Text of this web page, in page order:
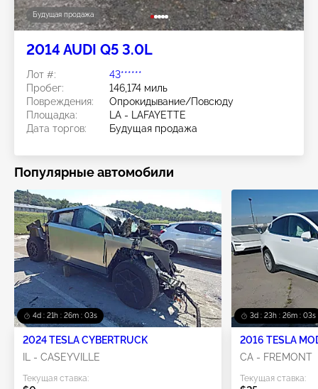
Будущая продажа
2014 AUDI Q5 3.0L
Лот #:
43******
Пробег:
146,174 миль
Повреждения:
Опрокидывание/Повсюду
Площадка:
LA - LAFAYETTE
Дата торгов:
Будущая продажа
Популярные автомобили
4d : 21h : 26m : 01s
2024 TESLA CYBERTRUCK
IL - CASEYVILLE
Текущая ставка:
3d : 23h : 26m : 01s
2016 TESLA
CA - FREMONT
Текущая ставка: